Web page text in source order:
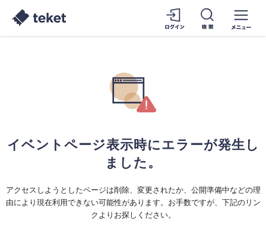
イベントページ表示時にエラーが発生し
ました。
アクセスしようとしたページは削除、変更されたか、公開準備中などの理
由により現在利用できない可能性があります。お手数ですが、下記のリン
クよりお探しください。